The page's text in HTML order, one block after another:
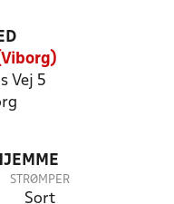
Vej 5
STRØMPER
Sort